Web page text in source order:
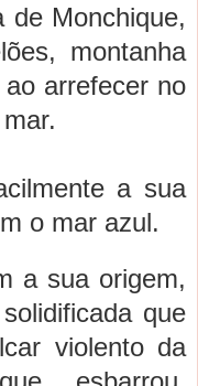
de Monchique,
montanha
arrefecer no
a sua
o mar azul.
a sua origem,
que
violento da